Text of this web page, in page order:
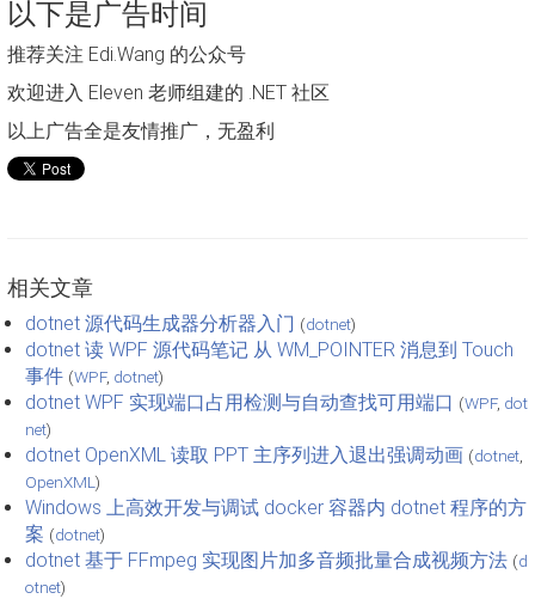
以下是广告时间
推荐关注 Edi.Wang 的公众号
欢迎进入 Eleven 老师组建的 .NET 社区
以上广告全是友情推广，无盈利
相关文章
dotnet 源代码生成器分析器入门 (dotnet)
dotnet 读 WPF 源代码笔记 从 WM_POINTER 消息到 Touch
事件 (WPF, dotnet)
dotnet WPF 实现端口占用检测与自动查找可用端口 (WPF, dot
net)
dotnet OpenXML 读取 PPT 主序列进入退出强调动画 (dotnet
OpenXML )
Windows 上高效开发与调试 docker 容器内 dotnet 程序的方
案 (dotnet)
dotnet 基于 FFmpeg 实现图片加多音频批量合成视频方法 (d
otnet)